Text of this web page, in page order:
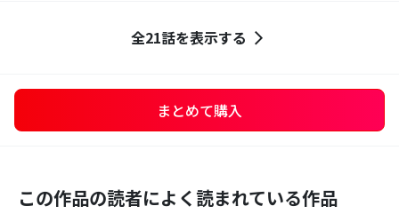
全21話を表示する
まとめて購入
この作品の読者によく読まれている作品